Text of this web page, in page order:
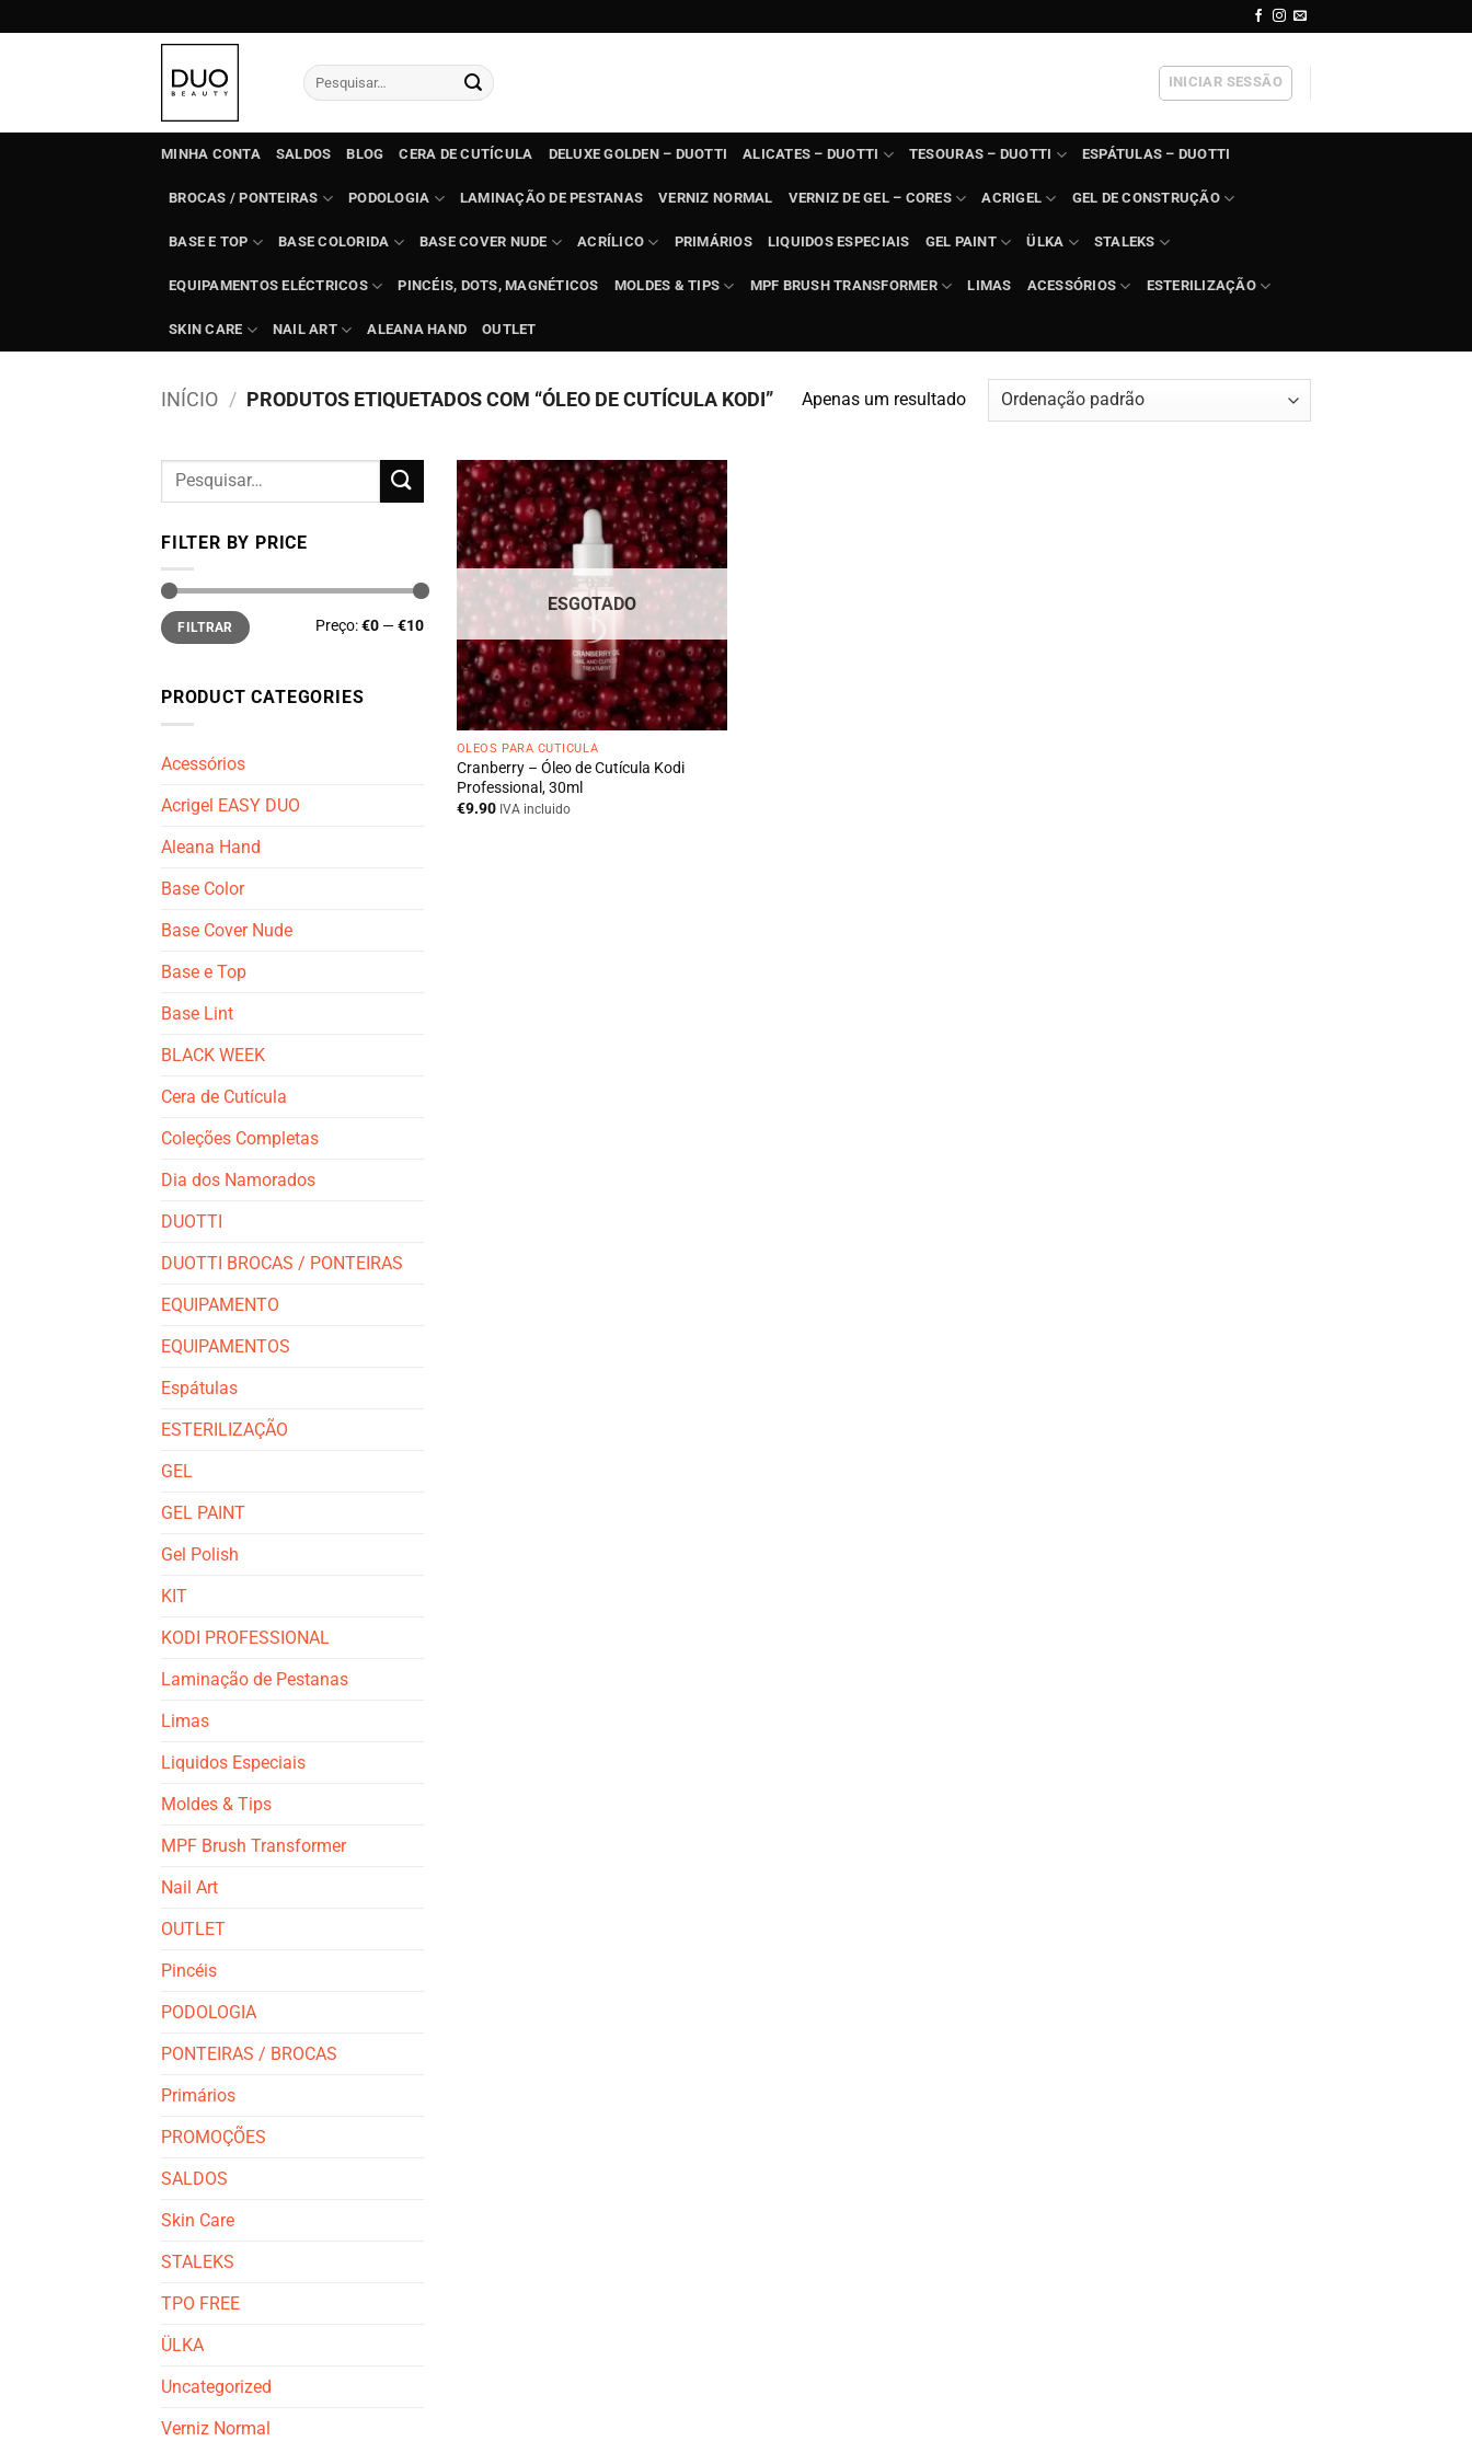
to
Pesquisar
por:
INICIAR SESSÃO
MINHA CONTA SALDOS BLOG CERA DE CUTÍCULA DELUXE GOLDEN – DUOTTI ALICATES – DUOTTI TESOURAS – DUOTTI ESPÁTULAS – DUOTTI
BROCAS / PONTEIRAS PODOLOGIA LAMINAÇÃO DE PESTANAS VERNIZ NORMAL VERNIZ DE GEL – CORES ACRIGEL GEL DE CONSTRUÇÃO
BASE E TOP BASE COLORIDA BASE COVER NUDE ACRÍLICO PRIMÁRIOS LIQUIDOS ESPECIAIS GEL PAINT ÜLKA STALEKS
EQUIPAMENTOS ELÉCTRICOS PINCÉIS, DOTS, MAGNÉTICOS MOLDES & TIPS MPF BRUSH TRANSFORMER LIMAS ACESSÓRIOS ESTERILIZAÇÃO
SKIN CARE NAIL ART ALEANA HAND OUTLET
INÍCIO / PRODUTOS ETIQUETADOS COM “ÓLEO DE CUTÍCULA KODI” Apenas um resultado
Pesquisar
FILTER BY PRICE
Preço
mínimo
Preço
máximo
FILTRAR Preço:€0 —€10
PRODUCT CATEGORIES
Acessórios
Acrigel EASY DUO
Aleana Hand
Base Color
Base Cover Nude
Base e Top
Base Lint
BLACK WEEK
Cera de Cutícula
Coleções Completas
Dia dos Namorados
DUOTTI
DUOTTI BROCAS / PONTEIRAS
EQUIPAMENTO
EQUIPAMENTOS
Espátulas
ESTERILIZAÇÃO
GEL
GEL PAINT
Gel Polish
KIT
KODI PROFESSIONAL
Laminação de Pestanas
Limas
Liquidos Especiais
Moldes & Tips
MPF Brush Transformer
Nail Art
OUTLET
Pincéis
PODOLOGIA
PONTEIRAS / BROCAS
Primários
PROMOÇÕES
SALDOS
Skin Care
STALEKS
TPO FREE
ÜLKA
Uncategorized
Verniz Normal
ESGOTADO
ÓLEOS PARA CUTÍCULA
Cranberry – Óleo de Cutícula Kodi
Professional, 30ml
€9.90 IVA incluido